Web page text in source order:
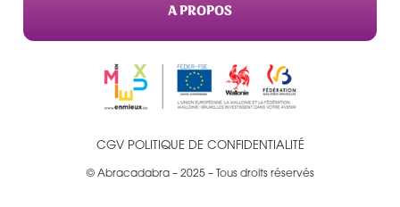
A PROPOS
CGV POLITIQUE DE CONFIDENTIALITÉ
© Abracadabra – 2025 – Tous droits réservés